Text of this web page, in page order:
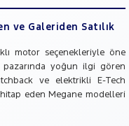
ve Galeriden Satılık
motor seçenekleriyle öne
yoğun ilgi gören
ve elektrikli E-Tech
hitap eden Megane modelleri